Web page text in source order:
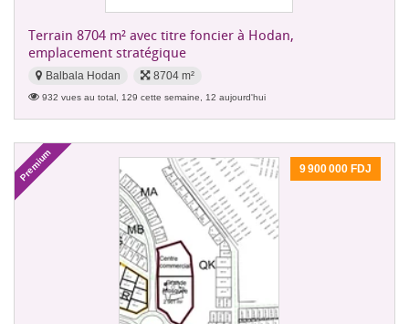
Terrain 8704 m² avec titre foncier à Hodan,
emplacement stratégique
Balbala Hodan 8704 m²
932 vues au total, 129 cette semaine, 12 aujourd'hui
Premium 9 900 000 FDJ